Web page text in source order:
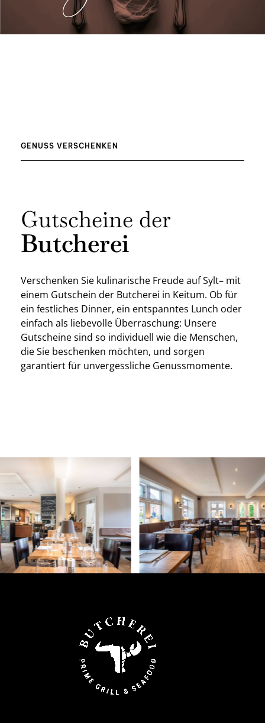
GENUSS VERSCHENKEN
Gutscheine der
Butcherei
Verschenken Sie kulinarische Freude auf Sylt– mit
einem Gutschein der Butcherei in Keitum. Ob für
ein festliches Dinner, ein entspanntes Lunch oder
einfach als liebevolle Überraschung: Unsere
Gutscheine sind so individuell wie die Menschen,
die Sie beschenken möchten, und sorgen
garantiert für unvergessliche Genussmomente.